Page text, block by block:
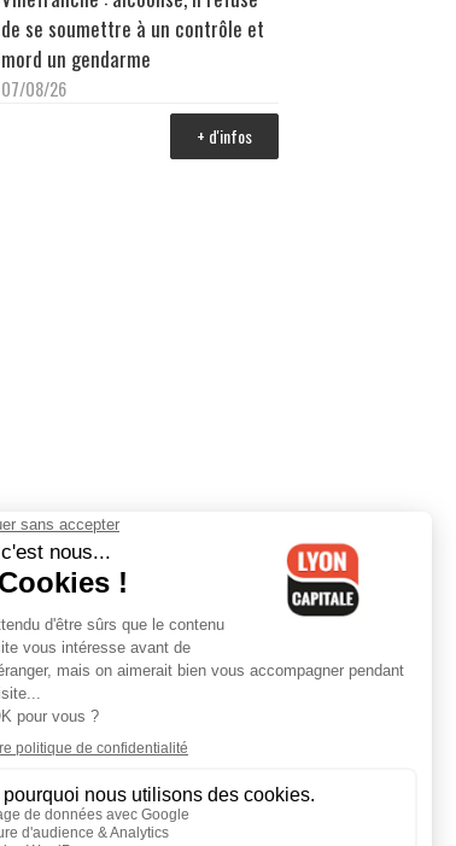
de se soumettre à un contrôle et
mord un gendarme
07/08/26
+ d'infos